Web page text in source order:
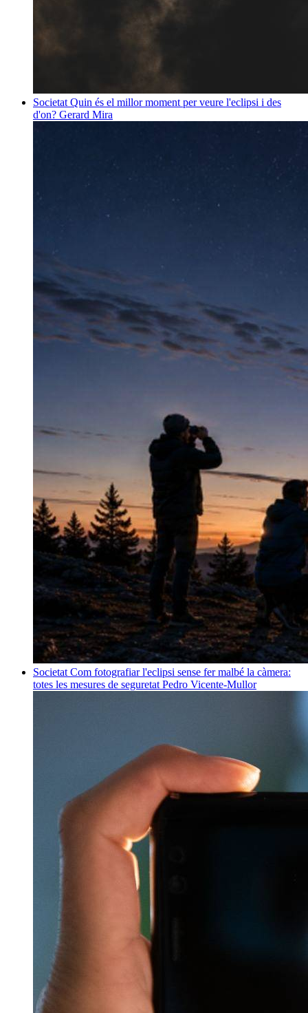
Societat Quin és el millor moment per veure l'eclipsi i des
d'on? Gerard Mira
Societat Com fotografiar l'eclipsi sense fer malbé la càmera:
totes les mesures de seguretat Pedro Vicente-Mullor